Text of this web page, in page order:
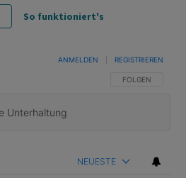
So funktioniert's
FOLGE DIESER
FOLGEN
ANMELDEN REGISTRIEREN
NEUESTE